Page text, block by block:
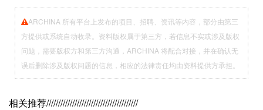
ARCHINA 所有平台上发布的项目、招聘、资讯等内容，部分由第三
方提供或系统自动收录。资料版权属于第三方，若信息不实或涉及版权
问题，需要版权方和第三方沟通，ARCHINA 将配合对接，并在确认无
误后删除涉及版权问题的信息，相应的法律责任均由资料提供方承担。
相关推荐///////////////////////////////////////